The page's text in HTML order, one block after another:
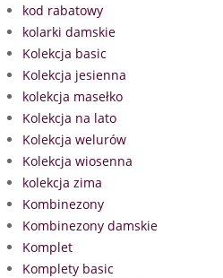
kod rabatowy
kolarki damskie
Kolekcja basic
Kolekcja jesienna
kolekcja masełko
Kolekcja na lato
Kolekcja welurów
Kolekcja wiosenna
kolekcja zima
Kombinezony
Kombinezony damskie
Komplet
Komplety basic